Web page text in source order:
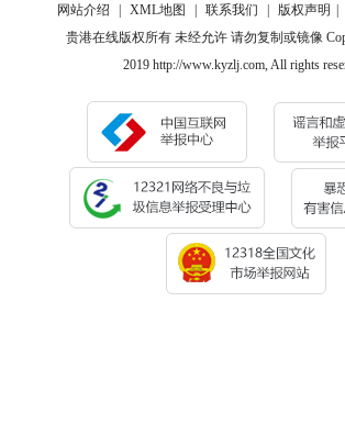
网站介绍 XML地图 联系我们 版权声明
贵港在线版权所有 未经允许 请勿复制或镜像
2019 http://www.kyzlj.com, All rights